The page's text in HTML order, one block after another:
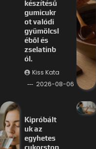
készítésű
gumicukr
ot valódi
gyümölcsl
éből és
zselatinb
ól.
Kiss Kata
2026-08-06
Kipróbált
uk az
egyhetes